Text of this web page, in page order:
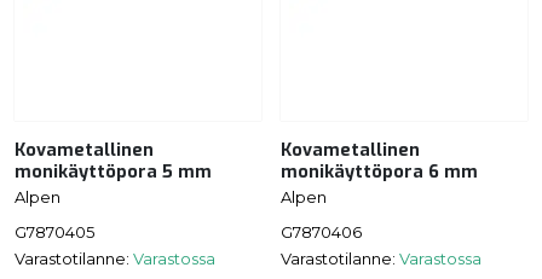
Kovametallinen
monikäyttöpora 5 mm
Alpen
G7870405
Varastotilanne: Varastossa
Kovametallinen
monikäyttöpora 6 mm
Alpen
G7870406
Varastotilanne: Varastossa